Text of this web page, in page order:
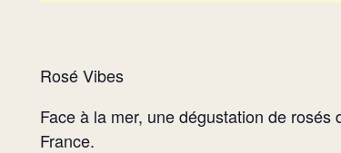
Rosé Vibes
Face à la mer, une dégustation de
France.